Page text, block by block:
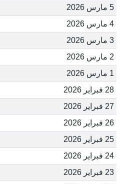
5 مارس 2026
4 مارس 2026
3 مارس 2026
2 مارس 2026
1 مارس 2026
28 فبراير 2026
27 فبراير 2026
26 فبراير 2026
25 فبراير 2026
24 فبراير 2026
23 فبراير 2026